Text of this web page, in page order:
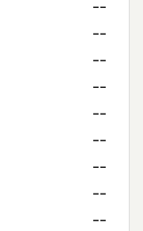
--
--
--
--
--
--
--
--
--